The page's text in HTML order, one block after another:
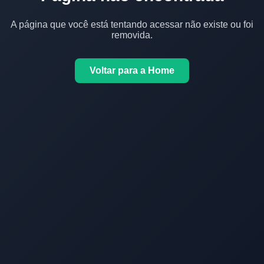
A página que você está tentando acessar não existe ou foi
removida.
Voltar para a Home